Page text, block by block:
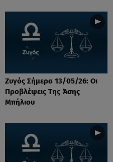
Ζυγός Σήμερα 13/05/26: Οι
Προβλέψεις Tης Άσης
Μπήλιου